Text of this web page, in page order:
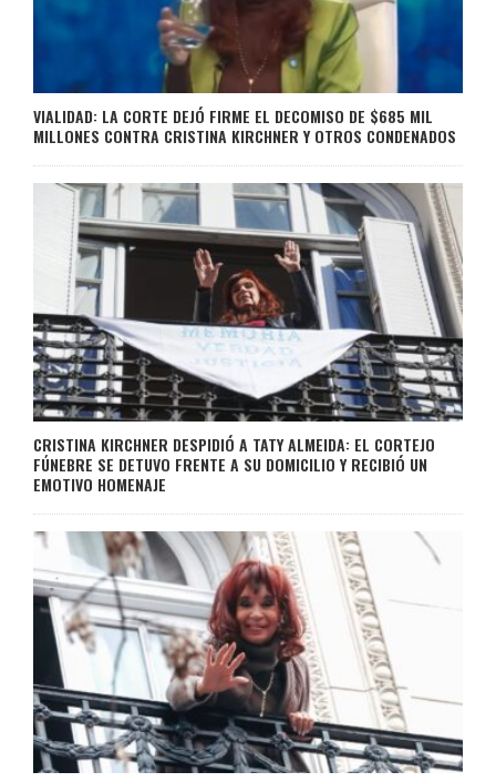
VIALIDAD: LA CORTE DEJÓ FIRME EL DECOMISO DE $685 MIL
MILLONES CONTRA CRISTINA KIRCHNER Y OTROS CONDENADOS
CRISTINA KIRCHNER DESPIDIÓ A TATY ALMEIDA: EL CORTEJO
FÚNEBRE SE DETUVO FRENTE A SU DOMICILIO Y RECIBIÓ UN
EMOTIVO HOMENAJE